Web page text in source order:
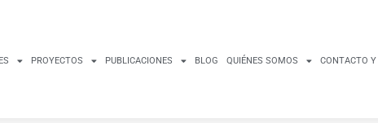
PROYECTOS PUBLICACIONES BLOG QUIÉNES SOMOS CONTACTO